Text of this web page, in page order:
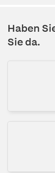
Haben
Sie da.